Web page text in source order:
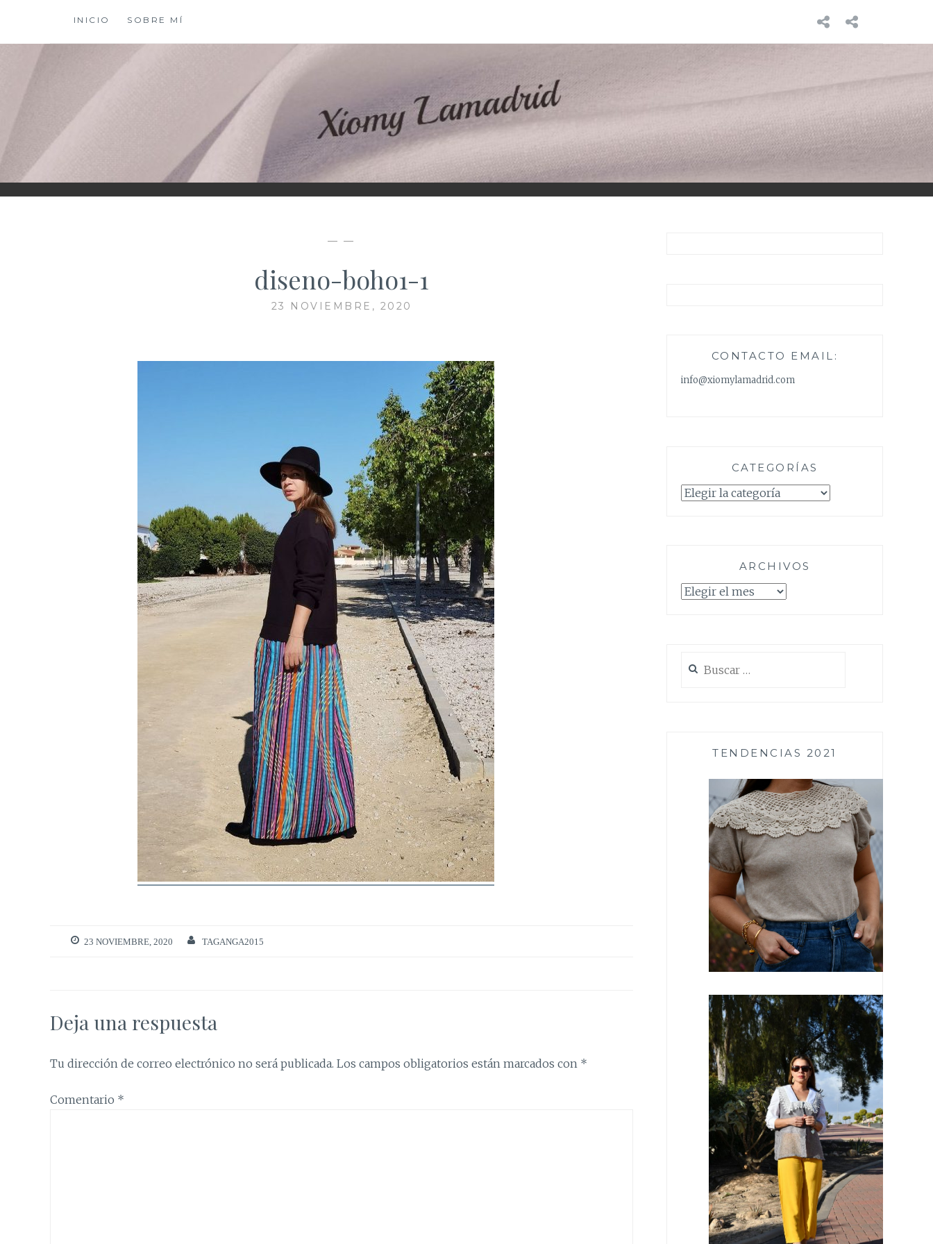
contenido
INICIO SOBRE MÍ INICIO
XIOMY LAMADRID
— —
diseno-boho1-1
23 NOVIEMBRE, 2020
23 NOVIEMBRE, 2020 TAGANGA2015
Deja una respuesta
Tu dirección de correo electrónico no será publicada. Los campos obligatorios están marcados con *
Comentario *
CONTACTO EMAIL:
info@xiomylamadrid.com
CATEGORÍAS
Categorías
ARCHIVOS
Archivos
TENDENCIAS 2021